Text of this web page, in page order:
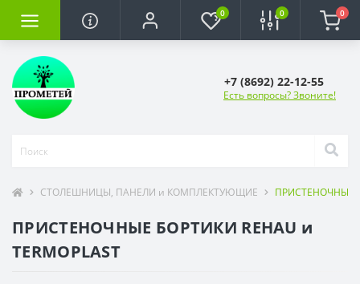
0 0 0
+7 (8692) 22-12-55
Есть вопросы? Звоните!
СТОЛЕШНИЦЫ, ПАНЕЛИ и КОМПЛЕКТУЮЩИЕ ПРИСТЕНОЧНЫЕ
ПРИСТЕНОЧНЫЕ БОРТИКИ REHAU и
TERMOPLAST